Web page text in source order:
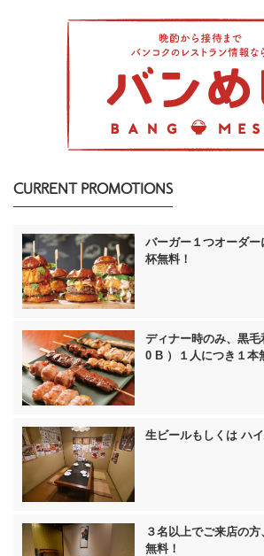
CURRENT PROMOTIONS
バーガー１つオーダー
杯無料！
ディナー時のみ、黒
0 B ）１人につき１本
生ビールもしくは ハ
３名以上でご来店の
無料！